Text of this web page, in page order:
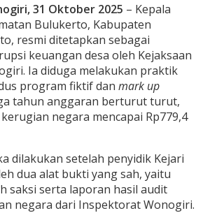
31 Oktober 2025 – Kepala
Bulukerto, Kabupaten
resmi ditetapkan sebagai
keuangan desa oleh Kejaksaan
Ia diduga melakukan praktik
program fiktif dan mark up
tahun anggaran berturut turut,
negara mencapai Rp779,4
dilakukan setelah penyidik Kejari
dua alat bukti yang sah, yaitu
saksi serta laporan hasil audit
negara dari Inspektorat Wonogiri.